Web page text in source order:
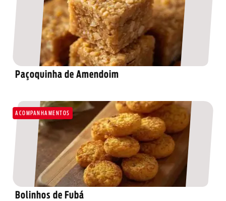
Paçoquinha de Amendoim
ACOMPANHAMENTOS
Bolinhos de Fubá